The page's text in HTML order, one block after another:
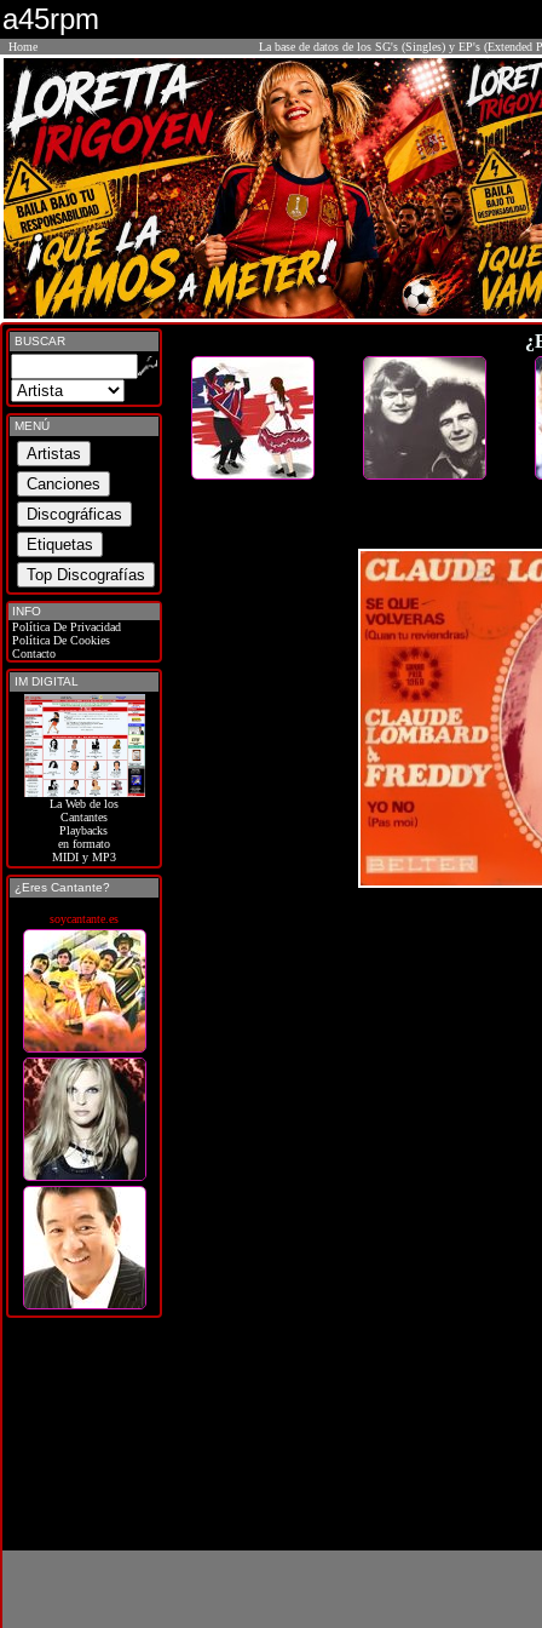
a45rpm
Home La base de datos de los SG's (Singles) y EP's (Extended
BUSCAR
MENÚ
INFO
Política De Privacidad
Política De Cookies
Contacto
IM DIGITAL
La Web de los
Cantantes
Playbacks
en formato
MIDI y MP3
¿Eres Cantante?
soycantante.es